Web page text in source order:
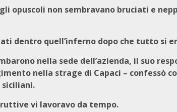
opuscoli non sembravano bruciati e
dentro quell’inferno dopo che tutto si
nella sede dell’azienda, il suo
nella strage di Capaci – confessò
vi lavoravo da tempo.